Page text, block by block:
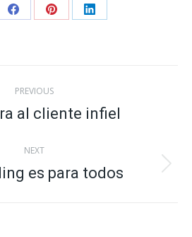
Share Share Share
PREVIOUS
Previous
al cliente infiel
NEXT
Next
es para todos